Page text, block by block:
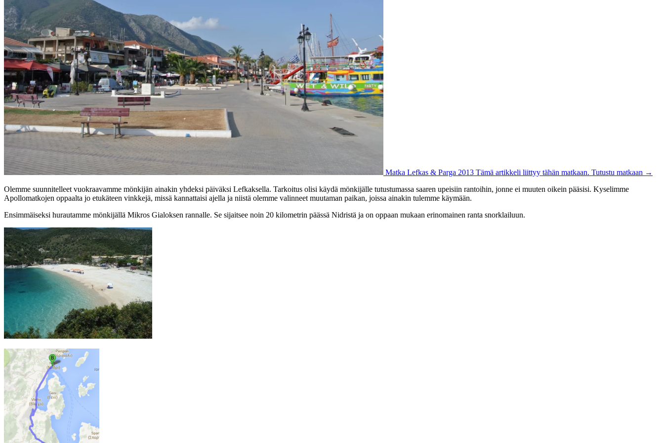
Matka Lefkas & Parga 2013 Tämä artikkeli liittyy tähän matkaan. Tutustu matkaan →
Olemme suunnitelleet vuokraavamme mönkijän ainakin yhdeksi päiväksi Lefkaksella. Tarkoitus olisi käydä mönkijälle tutustumassa saaren upeisiin rantoihin, jonne ei muuten oikein pääsisi. Kyselimme
Apollomatkojen oppaalta jo etukäteen vinkkejä, missä kannattaisi ajella ja niistä olemme valinneet muutaman paikan, joissa ainakin tulemme käymään.
Ensimmäiseksi hurautamme mönkijällä Mikros Gialoksen rannalle. Se sijaitsee noin 20 kilometrin päässä Nidristä ja on oppaan mukaan erinomainen ranta snorklailuun.